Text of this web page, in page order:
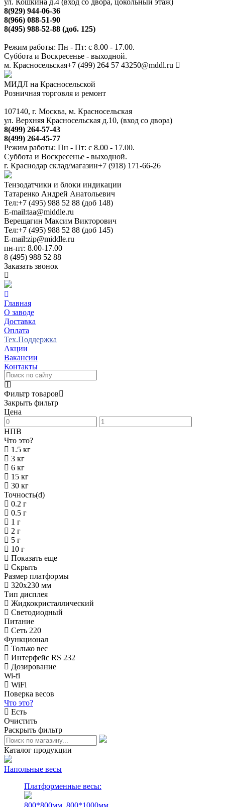
ул. Кошкина д.4 (вход со двора, цокольный этаж)
8(929) 944-06-36
8(966) 088-51-90
8(495) 988-52-88 (доб. 125)
Режим работы: Пн - Пт: с 8.00 - 17.00.
Суббота и Воскресенье - выходной.
м. Красносельская+7 (499) 264 57 43250@mddl.ru
МИДЛ на Красносельской
Розничная торговля и ремонт
107140, г. Москва, м. Красносельская
ул. Верхняя Красносельская д.10, (вход со двора)
8(499) 264-57-43
8(499) 264-45-77
Режим работы: Пн - Пт: с 8.00 - 17.00.
Суббота и Воскресенье - выходной.
г. Краснодар склад/магазин+7 (918) 171-66-26
Тензодатчики и блоки индикации
Татаренко Андрей Анатольевич
Тел:+7 (495) 988 52 88 (доб 148)
E-mail:taa@middle.ru
Верещагин Максим Викторович
Тел:+7 (495) 988 52 88 (доб 145)
E-mail:zip@middle.ru
пн-пт: 8.00-17.00
8 (495) 988 52 88
Заказать звонок
Главная
О заводе
Доставка
Оплата
Тех.Поддержка
Акции
Вакансии
Контакты
Фильтр товаров
Закрыть фильтр
Цена
НПВ
Что это?
1.5 кг
3 кг
6 кг
15 кг
30 кг
Точность(d)
0.2 г
0.5 г
1 г
2 г
5 г
10 г
Показать еще
Скрыть
Размер платформы
320х230 мм
Тип дисплея
Жидкокристаллический
Светодиодный
Питание
Сеть 220
Функционал
Только вес
Интерфейс RS 232
Дозирование
Wi-fi
WiFi
Поверка весов
Что это?
Есть
Очистить
Раскрыть фильтр
Каталог продукции
Напольные весы
Платформенные весы:
800*800мм. 800*1000мм.